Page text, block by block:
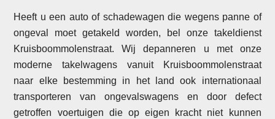
Heeft u een auto of schadewagen die wegens panne of
ongeval moet getakeld worden, bel onze takeldienst
Kruisboommolenstraat. Wij depanneren u met onze
moderne takelwagens vanuit Kruisboommolenstraat
naar elke bestemming in het land ook internationaal
transporteren van ongevalswagens en door defect
getroffen voertuigen die op eigen kracht niet kunnen